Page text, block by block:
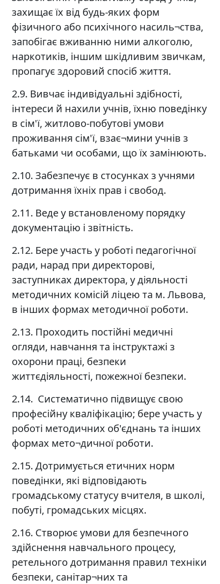
захищає їх від будь-яких форм
фізичного або психічного насиль¬ства,
запобігає вживанню ними алкоголю,
наркотиків, іншим шкідливим звичкам,
пропагує здоровий спосіб життя.
2.9. Вивчає індивідуальні здібності,
інтереси й нахили учнів, їхню поведінку
в сім'ї, житлово-побутові умови
проживання сім'ї, взає¬мини учнів з
батьками чи особами, що їх замінюють.
2.10. Забезпечує в стосунках з учнями
дотримання їхніх прав і свобод.
2.11. Веде у встановленому порядку
документацію і звітність.
2.12. Бере участь у роботі педагогічної
ради, нарад при директорові,
заступниках директора, у діяльності
методичних комісій ліцею та м. Львова,
в інших формах методичної роботи.
2.13. Проходить постійні медичні
огляди, навчання та інструктажі з
охорони праці, безпеки
життєдіяльності, пожежної безпеки.
2.14. Систематично підвищує свою
професійну кваліфікацію; бере участь у
роботі методичних об'єднань та інших
формах мето¬дичної роботи.
2.15. Дотримується етичних норм
поведінки, які відповідають
громадському статусу вчителя, в школі,
побуті, громадських місцях.
2.16. Створює умови для безпечного
здійснення навчального процесу,
ретельного дотримання правил техніки
безпеки, санітар¬них та